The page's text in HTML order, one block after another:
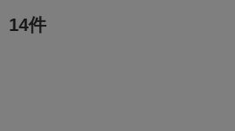
14件